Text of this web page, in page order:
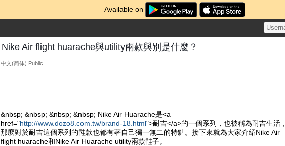
Available on
Nike Air flight huarache與utility兩款與別是什麼？
中文(简体) Public
&nbsp; &nbsp; &nbsp; &nbsp; Nike Air Huarache是<a
href="http://www.dozo8.com.tw/brand-18.html">耐吉</a>的一個系列，也被稱為耐吉生活，
那麼對於耐吉這個系列的鞋款也都有著自己獨一無二的特點。接下來就為大家介紹Nike Air
flight huarache和Nike Air Huarache utility兩款鞋子。